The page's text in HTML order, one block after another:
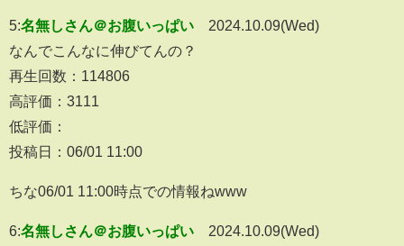
5:名無しさん＠お腹いっぱい
2024.10.09(Wed)
なんでこんなに伸びてんの？
再生回数：114806
高評価：3111
低評価：
投稿日：06/01 11:00
ちな06/01 11:00時点での情報ねwww
6:名無しさん＠お腹いっぱい
2024.10.09(Wed)